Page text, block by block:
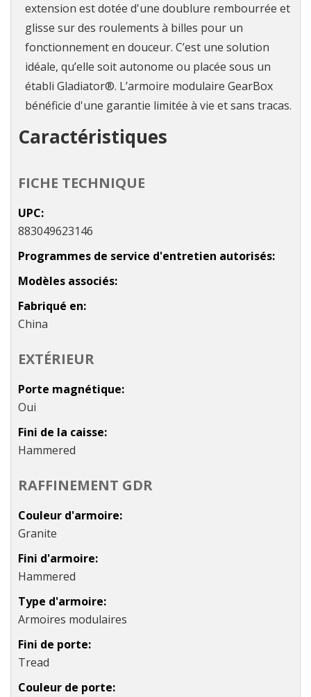
extension est dotée d'une doublure rembourrée et
glisse sur des roulements à billes pour un
fonctionnement en douceur. C’est une solution
idéale, qu’elle soit autonome ou placée sous un
établi Gladiator®. L’armoire modulaire GearBox
bénéficie d'une garantie limitée à vie et sans tracas.
Caractéristiques
FICHE TECHNIQUE
UPC
883049623146
Programmes de service d'entretien autorisés
Modèles associés
Fabriqué en
China
EXTÉRIEUR
Porte magnétique
Oui
Fini de la caisse
Hammered
RAFFINEMENT GDR
Couleur d'armoire
Granite
Fini d'armoire
Hammered
Type d'armoire
Armoires modulaires
Fini de porte
Tread
Couleur de porte